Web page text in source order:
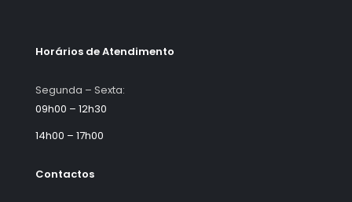
Horários de Atendimento
Segunda – Sexta:
09h00 – 12h30
14h00 – 17h00
Contactos